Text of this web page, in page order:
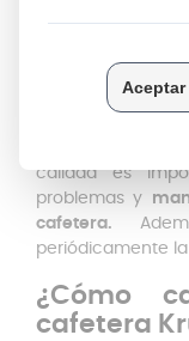
Olor o sabor
por el deterioro
calidad es
problemas y
cafetera.
periódicamente
¿Cómo
cafetera